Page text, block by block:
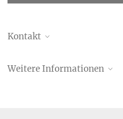
Kontakt
Leitung
Weitere Informationen